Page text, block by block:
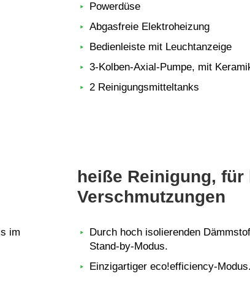
Powerdüse
Abgasfreie Elektroheizung
Bedienleiste mit Leuchtanzeige
3-Kolben-Axial-Pumpe, mit
2 Reinigungsmitteltanks
im
heiße Reinigung,
Verschmutzungen
Durch hoch isolierenden
Stand-by-Modus.
Einzigartiger eco!efficiency-Modus.